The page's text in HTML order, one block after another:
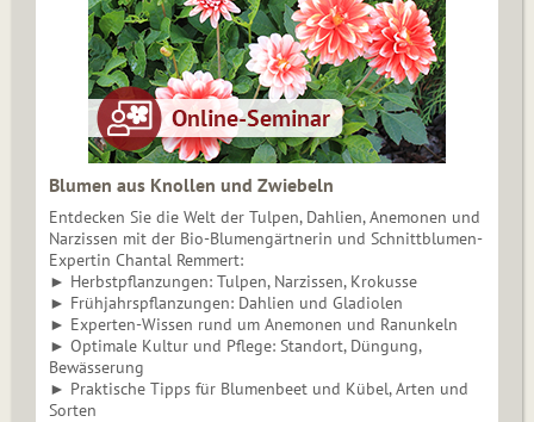
Blumen aus Knollen und Zwiebeln
Entdecken Sie die Welt der Tulpen, Dahlien, Anemonen und
Narzissen mit der Bio-Blumengärtnerin und Schnittblumen-
Expertin Chantal Remmert:
► Herbstpflanzungen: Tulpen, Narzissen, Krokusse
► Frühjahrspflanzungen: Dahlien und Gladiolen
► Experten-Wissen rund um Anemonen und Ranunkeln
► Optimale Kultur und Pflege: Standort, Düngung,
Bewässerung
► Praktische Tipps für Blumenbeet und Kübel, Arten und
Sorten